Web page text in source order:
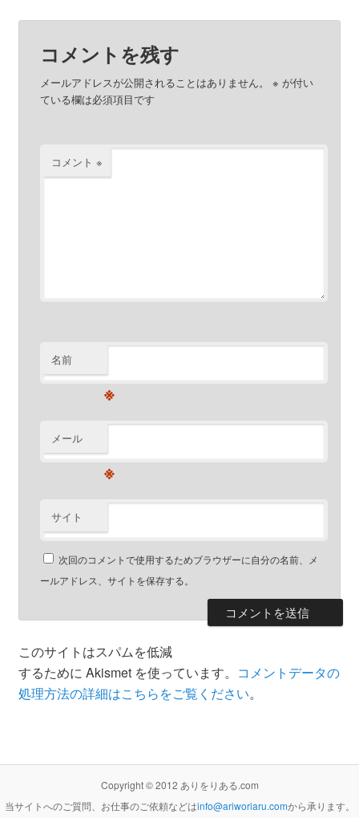
コメントを残す
メールアドレスが公開されることはありません。 ※ が付い
ている欄は必須項目です
コメント ※
名前
※
メール
※
サイト
次回のコメントで使用するためブラウザーに自分の名前、メ
ールアドレス、サイトを保存する。
このサイトはスパムを低減
するために Akismet を使っています。 コメントデータの
処理方法の詳細はこちらをご覧ください。
Copyright © 2012 ありをりある.com
当サイトへのご質問、お仕事のご依頼などはinfo@ariworiaru.comから承ります。